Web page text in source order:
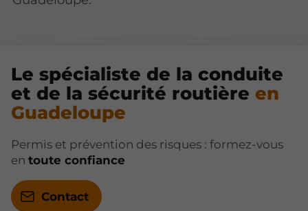
Le spécialiste de la conduite
et de la sécurité routière en
Guadeloupe
Permis et prévention des risques : formez-vous
en toute confiance
Contact